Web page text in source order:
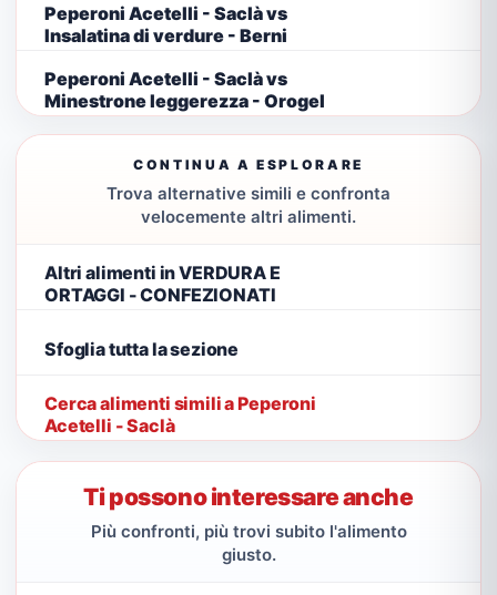
Peperoni Acetelli - Saclà vs
Insalatina di verdure - Berni
Peperoni Acetelli - Saclà vs
Minestrone leggerezza - Orogel
CONTINUA A ESPLORARE
Trova alternative simili e confronta
velocemente altri alimenti.
Altri alimenti in VERDURA E
ORTAGGI - CONFEZIONATI
Sfoglia tutta la sezione
Cerca alimenti simili a Peperoni
Acetelli - Saclà
Ti possono interessare anche
Più confronti, più trovi subito l'alimento
giusto.